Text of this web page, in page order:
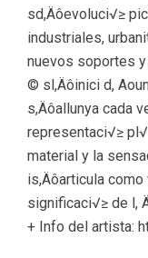
sd,Äôevoluci√≥
industriales,
nuevos soportes
© sl,Äôinici d,
s,Äôallunya cada
representaci√≥
material y la
is,Äôarticula
significaci√≥ de l,
+ Info del artista: